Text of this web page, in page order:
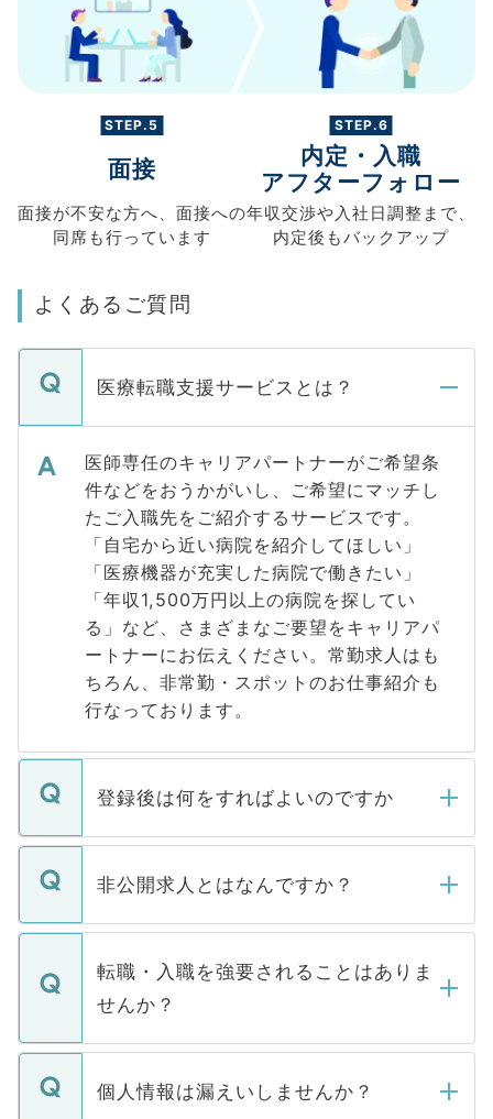
STEP.5
面接
面接が不安な方へ、 面接への
同席も行っています
STEP.6
内定・入職
アフターフォロー
年収交渉や入社日調整まで、
内定後もバックアップ
よくあるご質問
医療転職支援サービスとは？
医師専任のキャリアパートナーがご希望条
件などをおうかがいし、ご希望にマッチし
たご入職先をご紹介するサービスです。
「自宅から近い病院を紹介してほしい」
「医療機器が充実した病院で働きたい」
「年収1,500万円以上の病院を探してい
る」など、さまざまなご要望をキャリアパ
ートナーにお伝えください。常勤求人はも
ちろん、非常勤・スポットのお仕事紹介も
行なっております。
登録後は何をすればよいのですか
ご登録いただきましたら、弊社担当者がご
登録内容を確認し、その後メールもしくは
ます。通常、5営業日以内にはご連絡をせて
いただきますので、しばらくお待ちくださ
非公開求人とはなんですか？
マイナビDOCTORで取り扱っている求人の
うち約3割は、Webサイトからご覧いただ
けない「非公開求人」です。非公開求人は
下記の理由によって、一般には公開してい
ません。
■応募殺到を避けるため 人気のある医療機
転職・入職を強要されることはありま
せんか？
転職・入職を強要することは一切ありませ
ん。また、仮に応募先から内定をいただい
個人情報は漏えいしませんか？